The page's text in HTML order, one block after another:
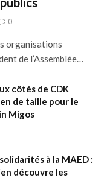
0
organisations
de l’Assemblée…
côtés de CDK
de taille pour le
Migos
à la MAED :
découvre les